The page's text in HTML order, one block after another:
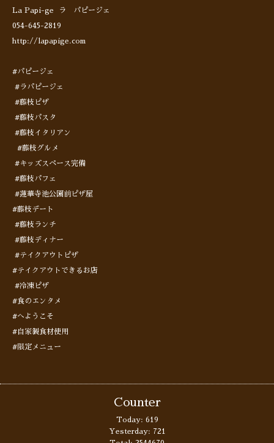
La Papi-ge ラ パピージェ
054-645-2819
http://lapapige.com
#パピージェ
#ラパピージェ
#藤枝ピザ
#藤枝パスタ
#藤枝イタリアン
#藤枝グルメ
#キッズスペース完備
#藤枝パフェ
#蓮華寺池公園前ピザ屋
#藤枝デート
#藤枝ランチ
#藤枝ディナー
#テイクアウトピザ
#テイクアウトできるお店
#冷凍ピザ
#食のエンタメ
#へようこそ
#自家製食材使用
#限定メニュー
Counter
Today: 619
Yesterday: 721